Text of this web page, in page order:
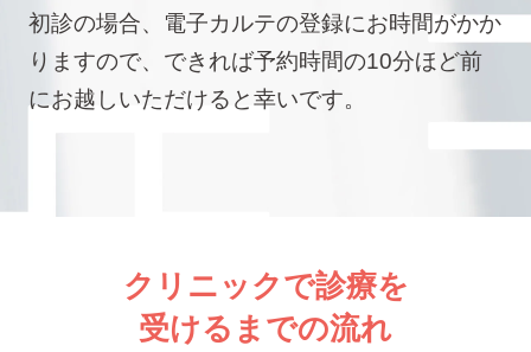
初診の場合、電子カルテの登録にお時間がかか
りますので、できれば予約時間の10分ほど前
にお越しいただけると幸いです。
クリニックで診療を
受けるまでの流れ